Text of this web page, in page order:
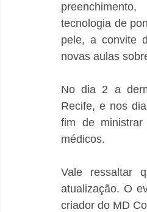
tecnologia de
pele, a convite
novas aulas
No dia 2 a
Recife, e nos
fim de ministrar
médicos.
Vale ressaltar
atualização. O
criador do MD